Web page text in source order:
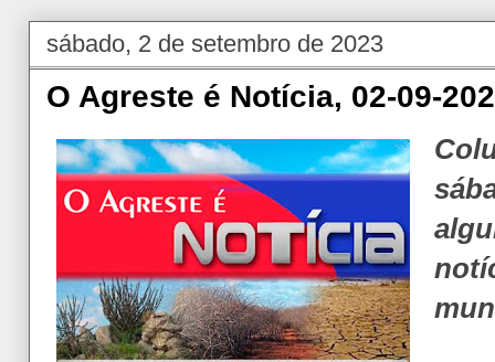
sábado, 2 de setembro de 2023
O Agreste é Notícia, 02-09-